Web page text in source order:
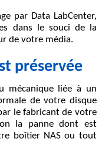
par Data LabCenter,
dans le souci de la
de votre média.
préservée
mécanique liée à un
de votre disque
le fabricant de votre
la panne dont est
boîtier NAS ou tout